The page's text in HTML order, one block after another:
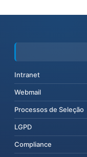
Intranet
Webmail
Processos de Seleção
LGPD
Compliance